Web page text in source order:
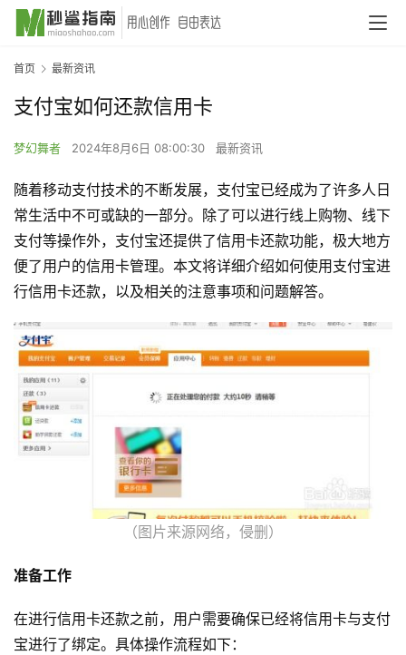
首页 最新资讯
支付宝如何还款信用卡
梦幻舞者 2024年8月6日 08:00:30 最新资讯
随着移动支付技术的不断发展，支付宝已经成为了许多人日
常生活中不可或缺的一部分。除了可以进行线上购物、线下
支付等操作外，支付宝还提供了信用卡还款功能，极大地方
便了用户的信用卡管理。本文将详细介绍如何使用支付宝进
行信用卡还款，以及相关的注意事项和问题解答。
（图片来源网络，侵删）
准备工作
在进行信用卡还款之前，用户需要确保已经将信用卡与支付
宝进行了绑定。具体操作流程如下：